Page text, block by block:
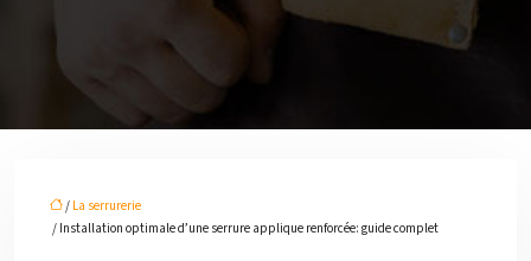
/ La serrurerie
/ Installation optimale d’une serrure applique renforcée: guide complet